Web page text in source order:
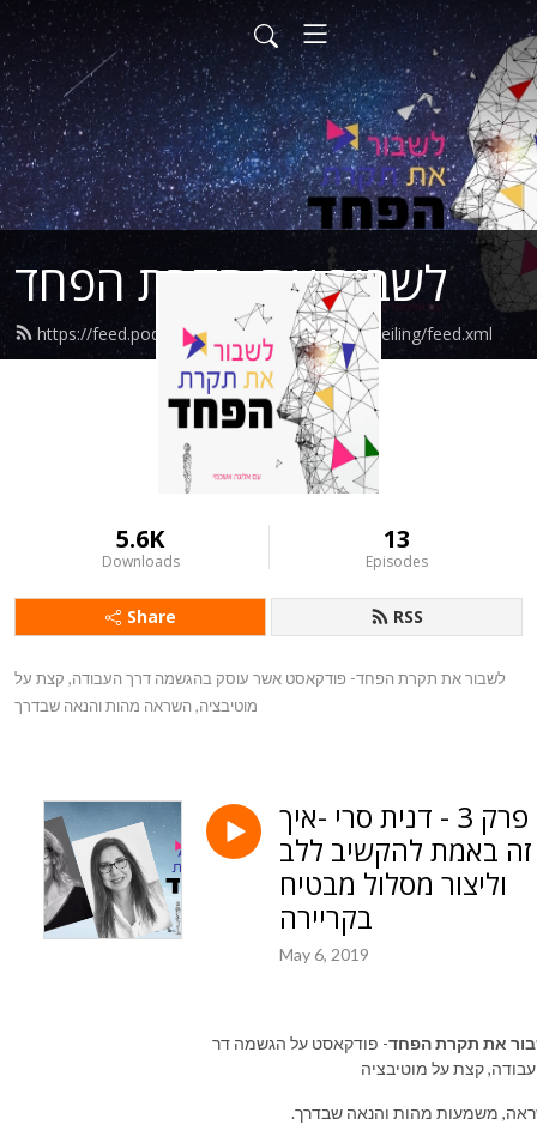
לשבור את תקרת הפחד
https://feed.podbean.com/shatteryourfearsceiling/feed.xml
5.6K
Downloads
13
Episodes
Share RSS
לשבור את תקרת הפחד- פודקאסט אשר עוסק בהגשמה דרך העבודה, קצת על
מוטיבציה, השראה מהות והנאה שבדרך
פרק 3 - דנית סרי -איך
זה באמת להקשיב ללב
וליצור מסלול מבטיח
בקריירה
May 6, 2019
את תקרתהפחד- פודקאסט על הגשמה דר
,קצתעל מוטיבציה
, משמעות מהות והנאה שבדרך